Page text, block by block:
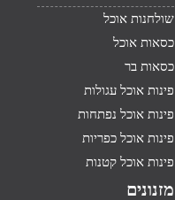
שולחנות אוכל
כסאות אוכל
כסאות בר
פינות אוכל עגולות
פינות אוכל נפתחות
פינות אוכל כפריות
פינות אוכל קטנות
מזנונים